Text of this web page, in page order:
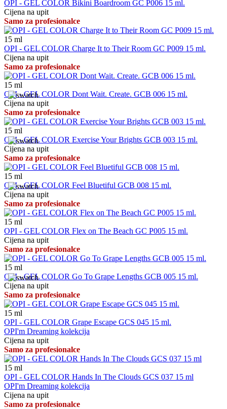
OPI - GEL COLOR Bikini Boardroom GC P006 15 ml.
Cijena na upit
Samo za profesionalce
15 ml
OPI - GEL COLOR Charge It to Their Room GC P009 15 ml.
Cijena na upit
Samo za profesionalce
15 ml
OPI - GEL COLOR Dont Wait. Create. GCB 006 15 ml.
Cijena na upit
Samo za profesionalce
15 ml
OPI - GEL COLOR Exercise Your Brights GCB 003 15 ml.
Cijena na upit
Samo za profesionalce
15 ml
OPI - GEL COLOR Feel Bluetiful GCB 008 15 ml.
Cijena na upit
Samo za profesionalce
15 ml
OPI - GEL COLOR Flex on The Beach GC P005 15 ml.
Cijena na upit
Samo za profesionalce
15 ml
OPI - GEL COLOR Go To Grape Lengths GCB 005 15 ml.
Cijena na upit
Samo za profesionalce
15 ml
OPI - GEL COLOR Grape Escape GCS 045 15 ml.
OPI'm Dreaming kolekcija
Cijena na upit
Samo za profesionalce
15 ml
OPI - GEL COLOR Hands In The Clouds GCS 037 15 ml
OPI'm Dreaming kolekcija
Cijena na upit
Samo za profesionalce